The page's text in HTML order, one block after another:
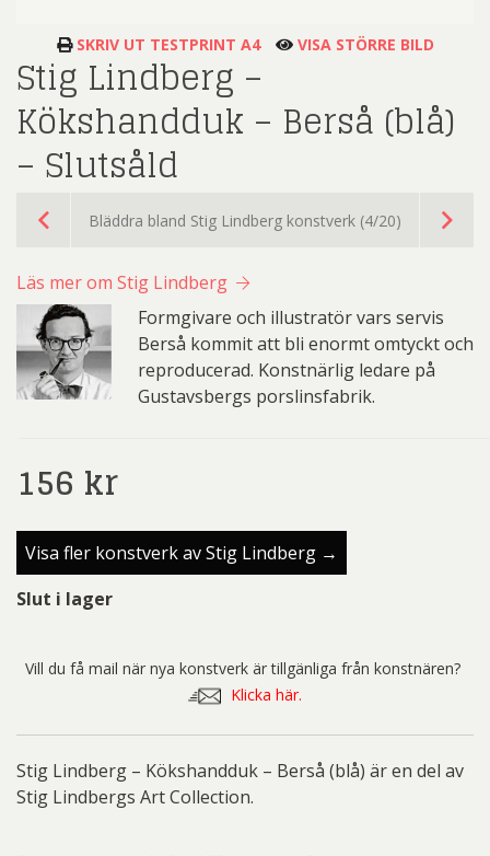
SKRIV UT TESTPRINT A4 VISA STÖRRE BILD
Stig Lindberg –
Kökshandduk – Berså (blå)
– Slutsåld
Bläddra bland Stig Lindberg konstverk (4/20)
Läs mer om Stig Lindberg
Formgivare och illustratör vars servis
Berså kommit att bli enormt omtyckt och
reproducerad. Konstnärlig ledare på
Gustavsbergs porslinsfabrik.
156 kr
Visa fler konstverk av Stig Lindberg →
Slut i lager
Vill du få mail när nya konstverk är tillgänliga från konstnären?
Klicka här.
Stig Lindberg – Kökshandduk – Berså (blå) är en del av
Stig Lindbergs Art Collection.